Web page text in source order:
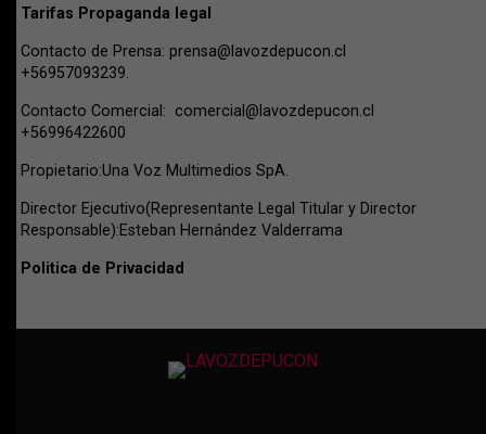
Tarifas Propaganda legal
Contacto de Prensa: prensa@lavozdepucon.cl
+56957093239.
Contacto Comercial: comercial@lavozdepucon.cl
+56996422600
Propietario:Una Voz Multimedios SpA.
Director Ejecutivo(Representante Legal Titular y Director
Responsable):Esteban Hernández Valderrama
Politica de Privacidad